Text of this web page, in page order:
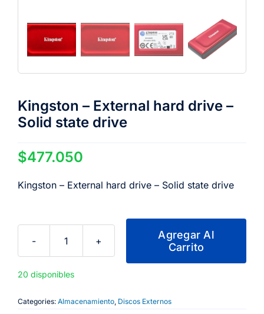
Kingston – External hard drive –
Solid state drive
$477.050
Kingston – External hard drive – Solid state drive
Kingston
External
Agregar Al
Carrito
20 disponibles
Categories: Almacenamiento Discos Externos